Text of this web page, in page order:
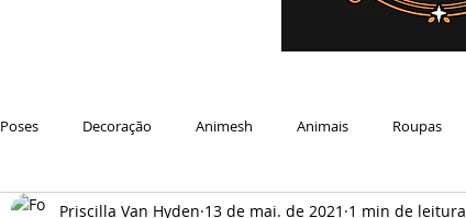
Poses Decoração Animesh Animais Roupas
Animações Danças Car Shape Makeup
Priscilla Van Hyden 13 de mai. de 2021 1 min de leitura